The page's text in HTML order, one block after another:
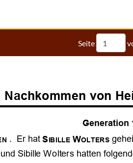
Seite
      